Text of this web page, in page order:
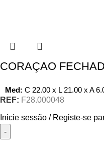
CORAÇAO
Med: C 22.00 x L 21.00 x A
REF: F28.000048
Inicie sessão / Registe-se